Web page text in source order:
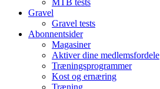
MTB tests
Gravel
Gravel tests
Abonnentsider
Magasiner
Aktiver dine medlemsfordele
Træningsprogrammer
Kost og ernæring